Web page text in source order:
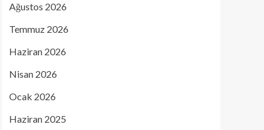
Ağustos 2026
Temmuz 2026
Haziran 2026
Nisan 2026
Ocak 2026
Haziran 2025